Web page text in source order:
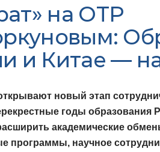
на ОТР
и Китае —
новый этап
годы образования
академические
программы, научное